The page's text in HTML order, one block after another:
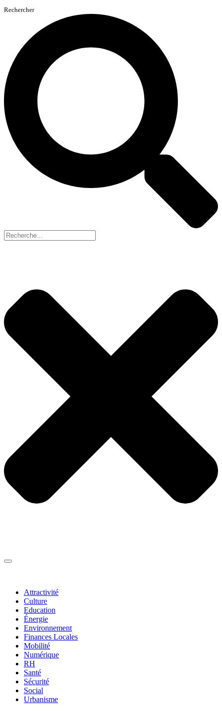
Rechercher
Attractivité
Culture
Education
Énergie
Environnement
Finances Locales
Mobilité
Numérique
RH
Santé
Sécurité
Social
Urbanisme